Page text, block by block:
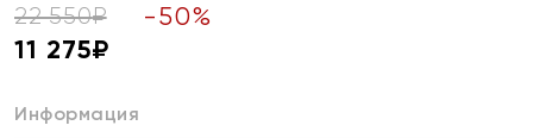
22 550₽ -50%
11 275₽
Информация